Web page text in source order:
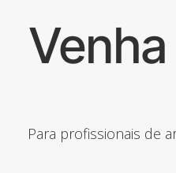
Para profissionais de